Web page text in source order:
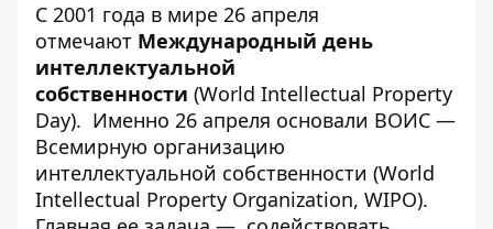
С 2001 года в мире 26 апреля
отмечают Международный день
интеллектуальной
собственности (World Intellectual Property
Day). Именно 26 апреля основали ВОИС —
Всемирную организацию
интеллектуальной собственности (World
Intellectual Property Organization, WIPO).